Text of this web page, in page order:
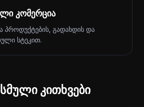
კომერცია
პროდუქტების, გადახდის და
სტეკით.
კითხვები